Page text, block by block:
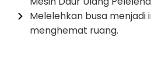
Melelehkan busa menjadi
menghemat ruang.